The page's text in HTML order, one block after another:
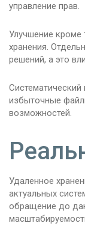
управление прав.
Улучшение кроме
хранения.
решений, а это
Систематический
избыточные
возможностей.
Удаленное
актуальных
обращение до